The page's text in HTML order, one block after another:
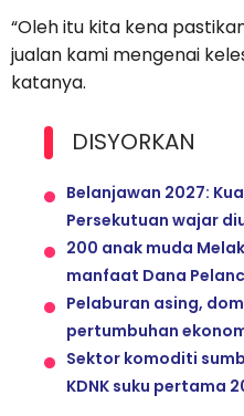
“Oleh itu kita kena
jualan kami mengenai
katanya.
DISYORKAN
Belanjawan 2027:
Persekutuan wajar
200 anak muda
manfaat Dana
Pelaburan asing,
pertumbuhan
Sektor komoditi
KDNK suku pertama